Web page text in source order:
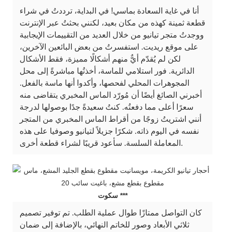
أنا في غاية السعادة بماسي! في البداية، ترددتُ في شراء
قطعة ثمينة كهذه من مكان بعيد، لكنني بحثتُ عبر الإنترنت
ووجدتُ متجر تيانيو من خلال العديد من التقييمات الإيجابية
على موقع ريديت. استفسرتُ من بعض البائعين الآخرين،
لكن لم يُقدّم أيٌّ منهم أشكالًا مميزة، فقط الأشكال
الدائرية. فور استلامي للماسة، أخذتُها مباشرةً إلى محل
المجوهرات المحلي لفحصها، وأكدوا أنها ماسة بالفعل.
أخبرني الصائغ أيضًا أن مُورّد الماس المخبري يتقاضى منه
سعرًا أعلى مما دفعتُه. كنتُ سعيدةً جدًا بوصولها لدرجة
أنني اشتريتُ زوجًا من أقراط الماس المخبري من المتجر
نفسه في اليوم ذاته. شكرًا جزيلاً لتيانيو وصوفيا على هذه
المعاملة السلسة. سأعود قريبًا لشراء قطعة أخرى.
سكوت ***
كان التواصل ممتازًا طوال عملية الطلب. تم توفير تصميم
ثلاثي الأبعاد وصور للخاتم النهائي، بالإضافة إلى ضمان